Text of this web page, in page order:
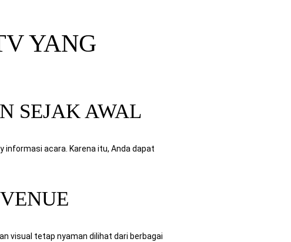
YANG
SEJAK AWAL
informasi acara. Karena itu, Anda dapat
visual tetap nyaman dilihat dari berbagai